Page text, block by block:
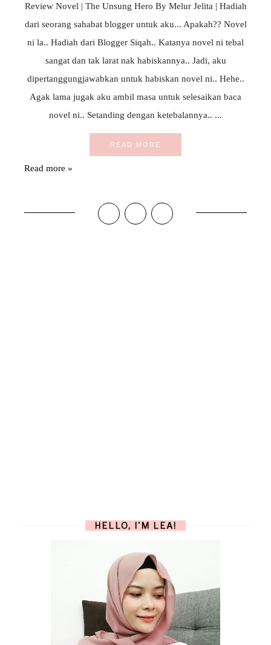
Review Novel | The Unsung Hero By Melur Jelita | Hadiah
dari seorang sahabat blogger untuk aku... Apakah?? Novel
ni la.. Hadiah dari Blogger Siqah.. Katanya novel ni tebal
sangat dan tak larat nak habiskannya.. Jadi, aku
dipertanggungjawabkan untuk habiskan novel ni.. Hehe..
Agak lama jugak aku ambil masa untuk selesaikan baca
novel ni.. Setanding dengan ketebalannya.. ...
READ MORE
Read more »
HELLO, I'M LEA!